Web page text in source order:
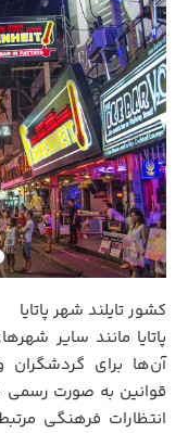
کشور تایلند شهر پاتایا
پاتایا مانند سایر
آن‌ها برای
قوانین به صورت
انتظارات فرهنگی